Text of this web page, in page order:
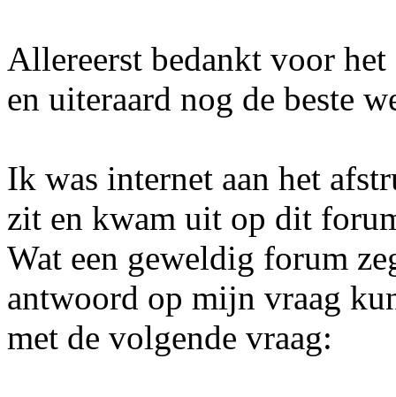
Allereerst bedankt voor
en uiteraard nog de beste
Ik was internet aan het
zit en kwam uit op dit
Wat een geweldig forum
antwoord op mijn vraag
met de volgende vraag: